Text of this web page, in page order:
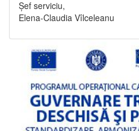
Șef serviciu,
Elena-Claudia Vîlceleanu